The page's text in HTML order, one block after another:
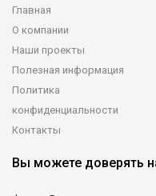
Главная
О компании
Наши проекты
Полезная информация
Политика
конфиденциальности
Контакты
Вы можете доверять